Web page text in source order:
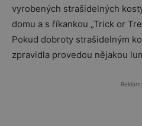
vyrobených strašidelných
domu a s říkankou „Trick or
Pokud dobroty strašidelným
zpravidla provedou nějakou